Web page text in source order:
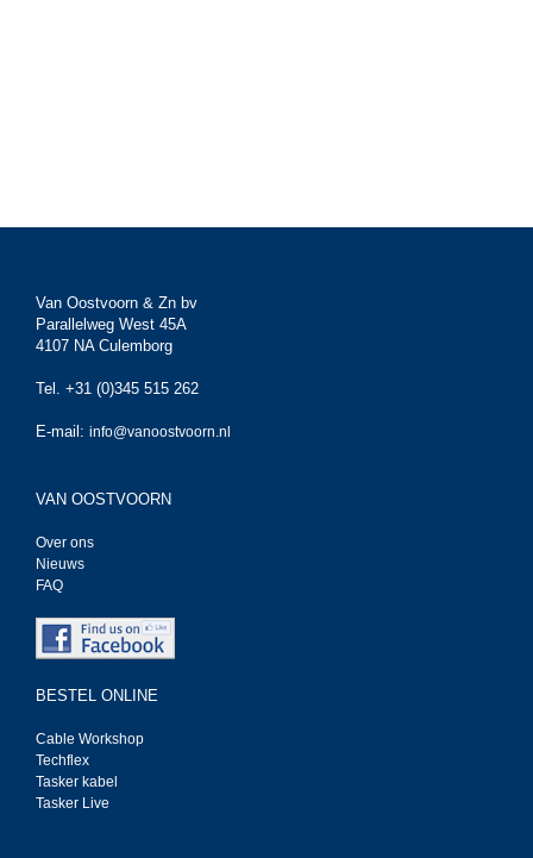
Van Oostvoorn & Zn bv
Parallelweg West 45A
4107 NA Culemborg
Tel. +31 (0)345 515 262
E-mail: info@vanoostvoorn.nl
VAN OOSTVOORN
Over ons
Nieuws
FAQ
BESTEL ONLINE
Cable Workshop
Techflex
Tasker kabel
Tasker Live